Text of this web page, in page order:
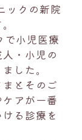
ックの新院
で小児医療
・小児の
した。
とそのご
アが一番
る診療を